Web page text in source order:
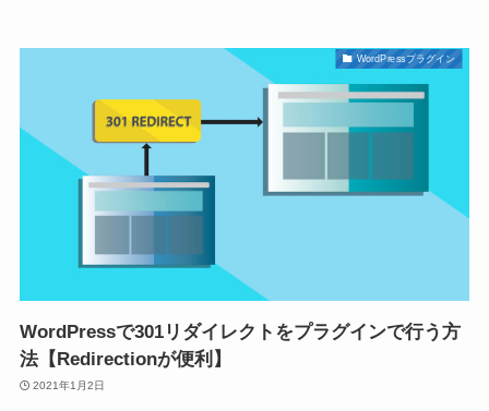
WordPressプラグイン
WordPressで301リダイレクトをプラグインで行う方
法【Redirectionが便利】
2021年1月2日